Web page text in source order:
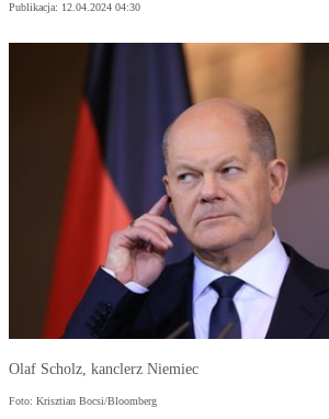
Publikacja: 12.04.2024 04:30
Olaf Scholz, kanclerz Niemiec
Foto: Krisztian Bocsi/Bloomberg